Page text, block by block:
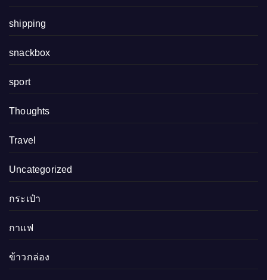
shipping
snackbox
sport
Thoughts
Travel
Uncategorized
กระเป๋า
กาแฟ
ข้าวกล่อง